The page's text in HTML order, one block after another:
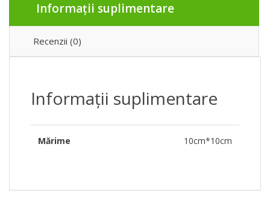
Informații suplimentare
Recenzii (0)
Informații suplimentare
Mărime 10cm*10cm